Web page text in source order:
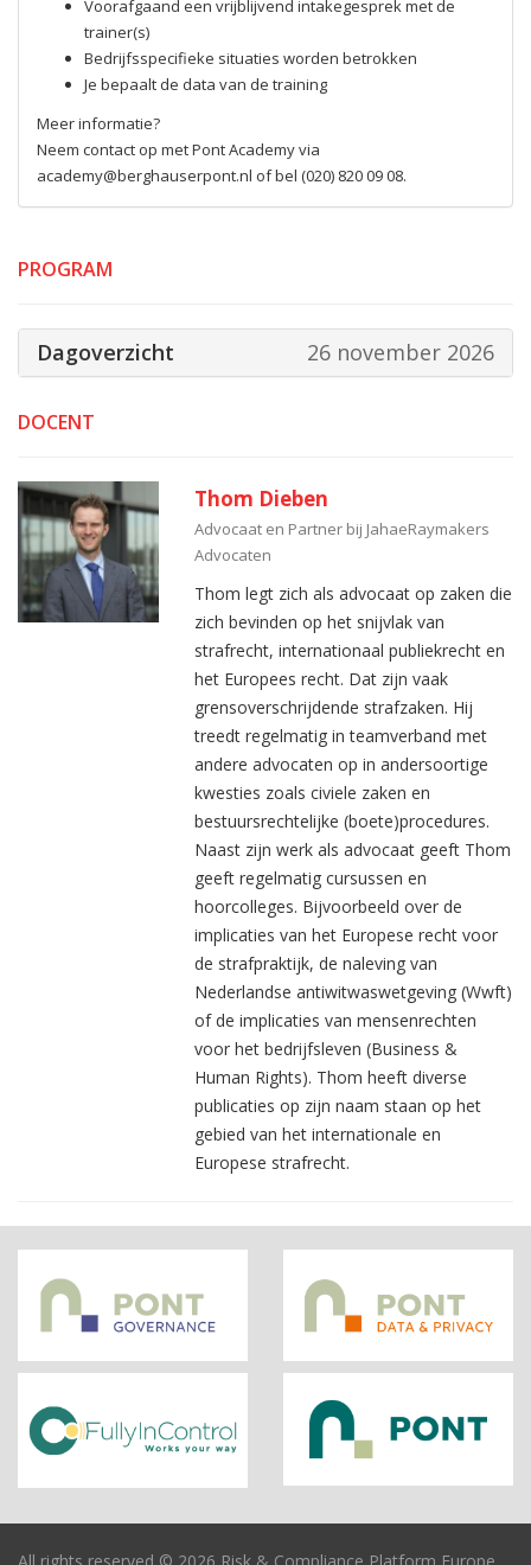
Voorafgaand een vrijblijvend intakegesprek met de
trainer(s)
Bedrijfsspecifieke situaties worden betrokken
Je bepaalt de data van de training
Meer informatie?
Neem contact op met Pont Academy via
academy@berghauserpont.nl of bel (020) 820 09 08.
PROGRAM
Dagoverzicht 26 november 2026
DOCENT
Thom Dieben
Advocaat en Partner bij JahaeRaymakers
Advocaten
Thom legt zich als advocaat op zaken die
zich bevinden op het snijvlak van
strafrecht, internationaal publiekrecht en
het Europees recht. Dat zijn vaak
grensoverschrijdende strafzaken. Hij
treedt regelmatig in teamverband met
andere advocaten op in andersoortige
kwesties zoals civiele zaken en
bestuursrechtelijke (boete)procedures.
Naast zijn werk als advocaat geeft Thom
geeft regelmatig cursussen en
hoorcolleges. Bijvoorbeeld over de
implicaties van het Europese recht voor
de strafpraktijk, de naleving van
Nederlandse antiwitwaswetgeving (Wwft)
of de implicaties van mensenrechten
voor het bedrijfsleven (Business &
Human Rights). Thom heeft diverse
publicaties op zijn naam staan op het
gebied van het internationale en
Europese strafrecht.